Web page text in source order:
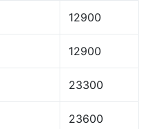
12900
12900
23300
23600